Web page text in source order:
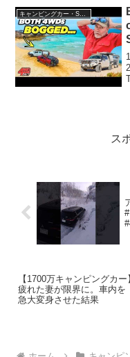
ス
【1700万キャンピングカ
疲れた妻が限界に。車内を
急大変身させた結果